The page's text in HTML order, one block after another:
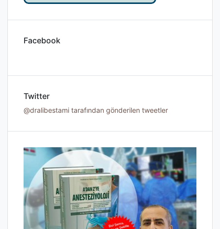
Facebook
Twitter
@dralibestami tarafından gönderilen tweetler